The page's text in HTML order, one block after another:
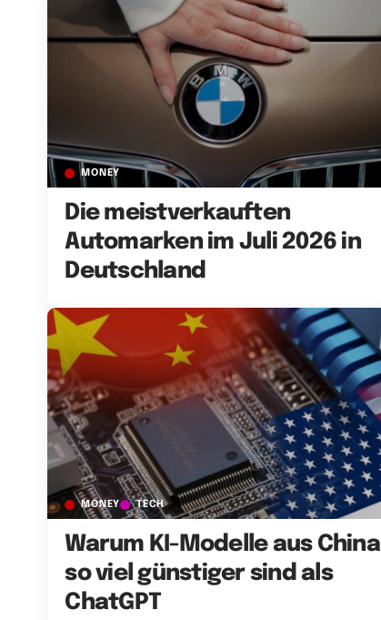
MONEY
Die meistverkauften
Automarken im Juli 2026 in
Deutschland
MONEY TECH
Warum KI-Modelle aus China
so viel günstiger sind als
ChatGPT